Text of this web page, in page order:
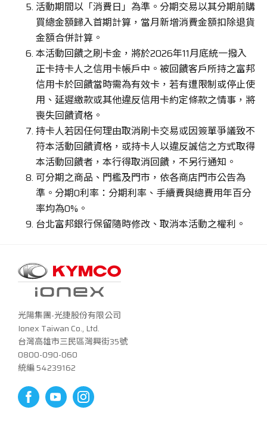
活動期間以「消費日」為準。分期交易以其分期前購
買總金額歸入首期計算，當月新增消費金額扣除退貨
金額合併計算。
本活動回饋之刷卡金，將於2026年11月底統一撥入
正卡持卡人之信用卡帳戶中。被回饋客戶所持之富邦
信用卡於回饋當時需為有效卡，若有遭限制或停止使
用、延遲繳款或其他違反信用卡約定條款之情事，將
喪失回饋資格。
持卡人若因任何理由取消刷卡交易或因簽單爭議致不
符本活動回饋資格，或持卡人以違反誠信之方式取得
本活動回饋者，本行得取消回饋，不另行通知。
可分期之商品、門檻及門市，依各商店門市公告為
準。分期0利率：分期利率、手續費與總費用年百分
率均為0%。
台北富邦銀行保留隨時修改、取消本活動之權利。
光陽集團-光捷股份有限公司
Ionex Taiwan Co., Ltd.
台灣高雄市三民區灣興街35號
0800-090-060
統編 54239162